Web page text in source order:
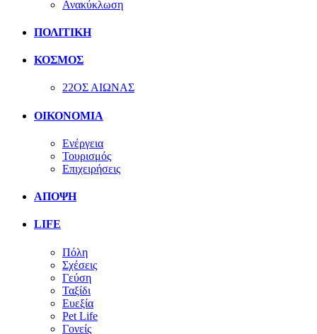
Ανακύκλωση
ΠΟΛΙΤΙΚΗ
ΚΟΣΜΟΣ
22ΟΣ ΑΙΩΝΑΣ
ΟΙΚΟΝΟΜΙΑ
Ενέργεια
Τουρισμός
Επιχειρήσεις
ΑΠΟΨΗ
LIFE
Πόλη
Σχέσεις
Γεύση
Ταξίδι
Ευεξία
Pet Life
Γονείς